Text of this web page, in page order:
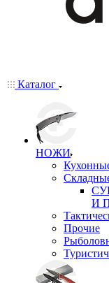
Каталог
НОЖИ
И
Прочие